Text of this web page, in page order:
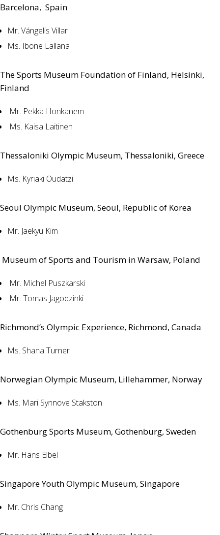
Barcelona, Spain
Mr. Vángelis Villar
Ms. Ibone Lallana
The Sports Museum Foundation of Finland, Helsinki,
Finland
Mr. Pekka Honkanem
Ms. Kaisa Laitinen
Thessaloniki Olympic Museum, Thessaloniki, Greece
Ms. Kyriaki Oudatzi
Seoul Olympic Museum, Seoul, Republic of Korea
Mr. Jaekyu Kim
Museum of Sports and Tourism in Warsaw, Poland
Mr. Michel Puszkarski
Mr. Tomas Jagodzinki
Richmond’s Olympic Experience, Richmond, Canada
Ms. Shana Turner
Norwegian Olympic Museum, Lillehammer, Norway
Ms. Mari Synnove Stakston
Gothenburg Sports Museum, Gothenburg, Sweden
Mr. Hans Elbel
Singapore Youth Olympic Museum, Singapore
Mr. Chris Chang